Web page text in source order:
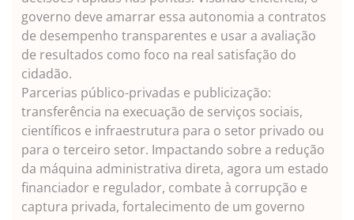
governo deve amarrar essa autonomia a contratos
de desempenho transparentes e usar a avaliação
de resultados como foco na real satisfação do
cidadão.
Parcerias público-privadas e publicização:
transferência na execuação de serviços sociais,
científicos e infraestrutura para o setor privado ou
para o terceiro setor. Impactando sobre a redução
da máquina administrativa direta, agora um estado
financiador e regulador, combate à corrupção e
captura privada, fortalecimento de um governo